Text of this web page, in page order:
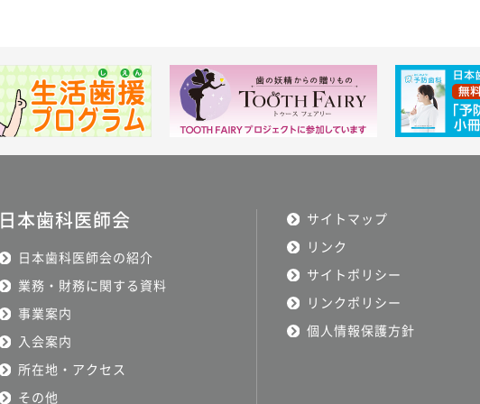
日本歯科医師会
日本歯科医師会の紹介
業務・財務に関する資料
事業案内
入会案内
所在地・アクセス
その他
サイトマップ
リンク
サイトポリシー
リンクポリシー
個人情報保護方針